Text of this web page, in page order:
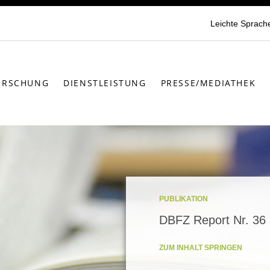
Leichte
DIENSTLEISTUNG PRESSE/MEDIATHEK
PUBLIKATION
DBFZ Report Nr. 36
ZUM INHALT SPRINGEN